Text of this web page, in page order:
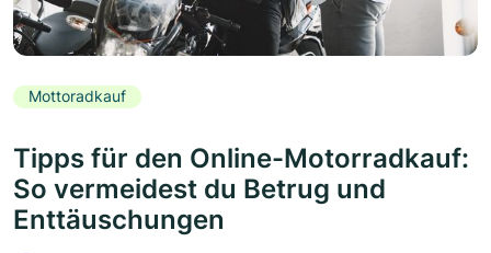
Mottoradkauf
Tipps für den Online-Motorradkauf:
So vermeidest du Betrug und
Enttäuschungen